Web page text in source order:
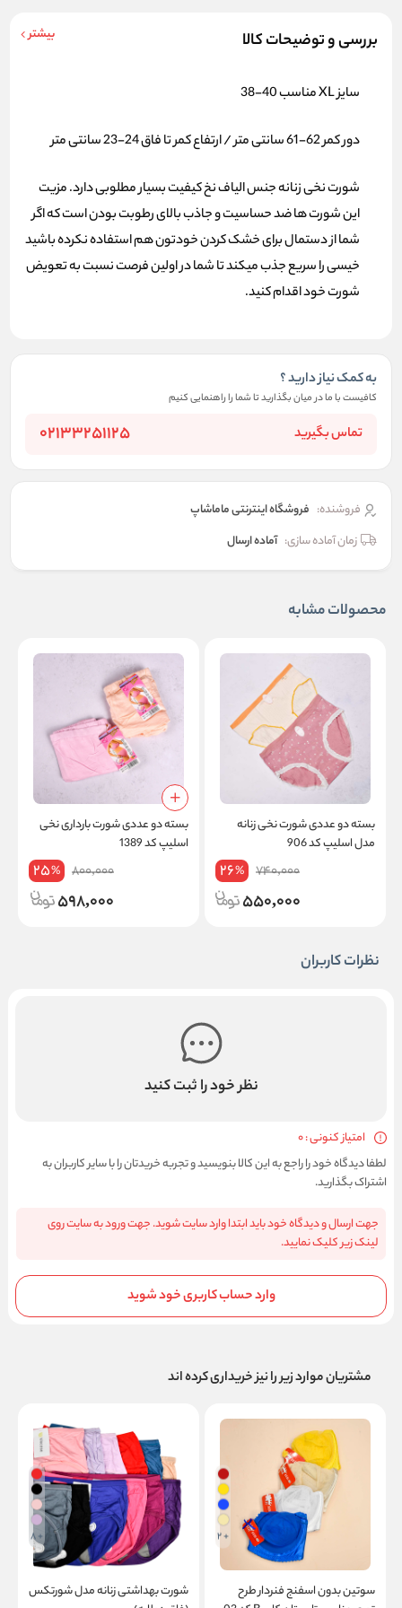
بررسی و توضیحات کالا بیشتر
سایز XL مناسب 40-38
دور کمر 62-61 سانتی متر / ارتفاع کمر تا فاق 24-23 سانتی متر
شورت نخی زنانهجنس الیاف نخ کیفیت بسیار مطلوبی دارد. مزیت
این شورت ها ضد حساسیت و جاذب بالای رطوبت بودن است که اگر
شما از دستمال برای خشک کردن خودتون هم استفاده نکرده باشید
خیسی را سریع جذب میکند تا شما در اولین فرصت نسبت به تعویض
شورت خود اقدام کنید.
به کمک نیاز دارید ؟
کافیست با ما در میان بگذارید تا شما را راهنمایی کنیم
تماس بگیرید 02133251125
فروشنده: فروشگاه اینترنتی ماماشاپ
زمان آماده سازی: آماده ارسال
محصولات مشابه
بسته دو عددی شورت نخی زنانه
مدل اسلیپ کد 906
740,000
26%
550,000
بسته دو عددی شورت بارداری نخی
اسلیپ کد 1389
800,000
25%
598,000
نظرات کاربران
نظر خود را ثبت کنید
امتیاز کنونی : 0
لطفا دیدگاه خود را راجع به این کالا بنویسید و تجربه خریدتان را با سایر کاربران به
اشتراک بگذارید.
جهت ارسال و دیدگاه خود باید ابتدا وارد سایت شوید. جهت ورود به سایت روی
لینک زیر کلیک نمایید.
وارد حساب کاربری خود شوید
مشتریان موارد زیر را نیز خریداری کرده اند
+ 2
سوتین بدون اسفنج فنردار طرح
+ 8
شورت بهداشتی زنانه مدل شورتکس